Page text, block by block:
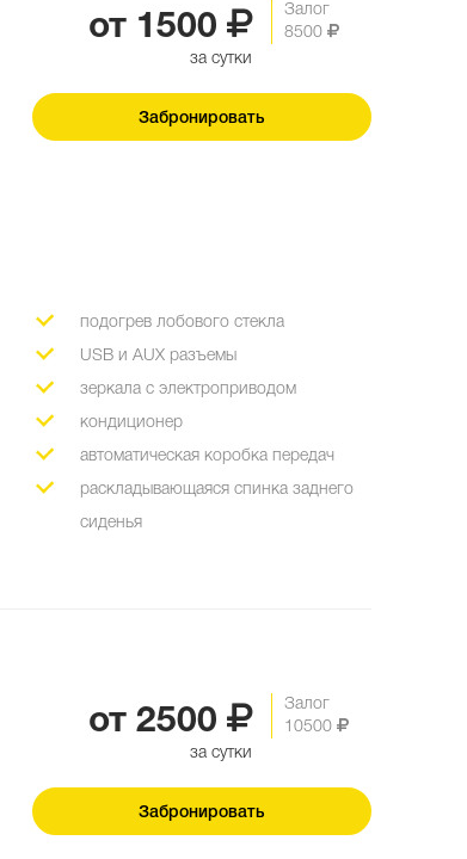
от 1500
за сутки
Залог
8500
Забронировать
подогрев лобового стекла
USB и AUX разъемы
зеркала с электроприводом
кондиционер
автоматическая коробка передач
раскладывающаяся спинка заднего
сиденья
от 2500
за сутки
Залог
10500
Забронировать